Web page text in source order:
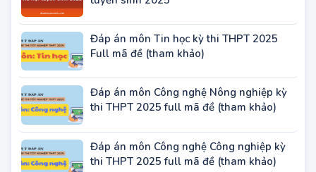
tuyển sinh 2025
Full mã đề (tham khảo)
thi THPT 2025 full mã đề (tham khảo)